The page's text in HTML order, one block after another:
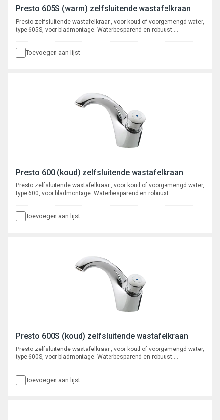
Presto 605S (warm) zelfsluitende wastafelkraan
Presto zelfsluitende wastafelkraan, voor koud of voorgemengd water,
type 605S, voor bladmontage. Waterbesparend en robuust.
Toevoegen aan lijst
Presto 600 (koud) zelfsluitende wastafelkraan
Presto zelfsluitende wastafelkraan, voor koud of voorgemengd water,
type 600, voor bladmontage. Waterbesparend en robuust.
Toevoegen aan lijst
Presto 600S (koud) zelfsluitende wastafelkraan
Presto zelfsluitende wastafelkraan, voor koud of voorgemengd water,
type 600S, voor bladmontage. Waterbesparend en robuust.
Toevoegen aan lijst